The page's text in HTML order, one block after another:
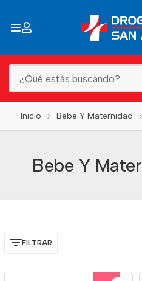
Inicio Bebe Y Maternidad
Bebe Y
FILTRAR